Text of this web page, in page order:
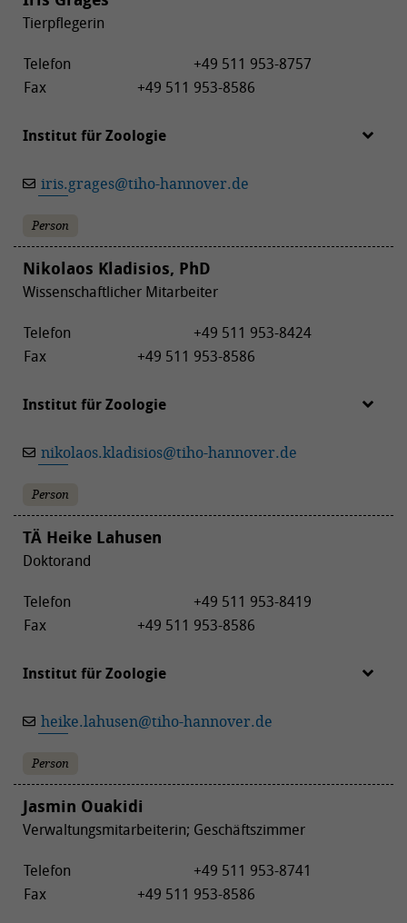
Tierpflegerin
Telefon
+49 511 953-8757
Fax
+49 511 953-8586
Institut für Zoologie
iris.grages@tiho-hannover.de
Person
Nikolaos Kladisios, PhD
Wissenschaftlicher Mitarbeiter
Telefon
+49 511 953-8424
Fax
+49 511 953-8586
Institut für Zoologie
nikolaos.kladisios@tiho-hannover.de
Person
TÄ Heike Lahusen
Doktorand
Telefon
+49 511 953-8419
Fax
+49 511 953-8586
Institut für Zoologie
heike.lahusen@tiho-hannover.de
Person
Jasmin Ouakidi
Verwaltungsmitarbeiterin; Geschäftszimmer
Telefon
+49 511 953-8741
Fax
+49 511 953-8586